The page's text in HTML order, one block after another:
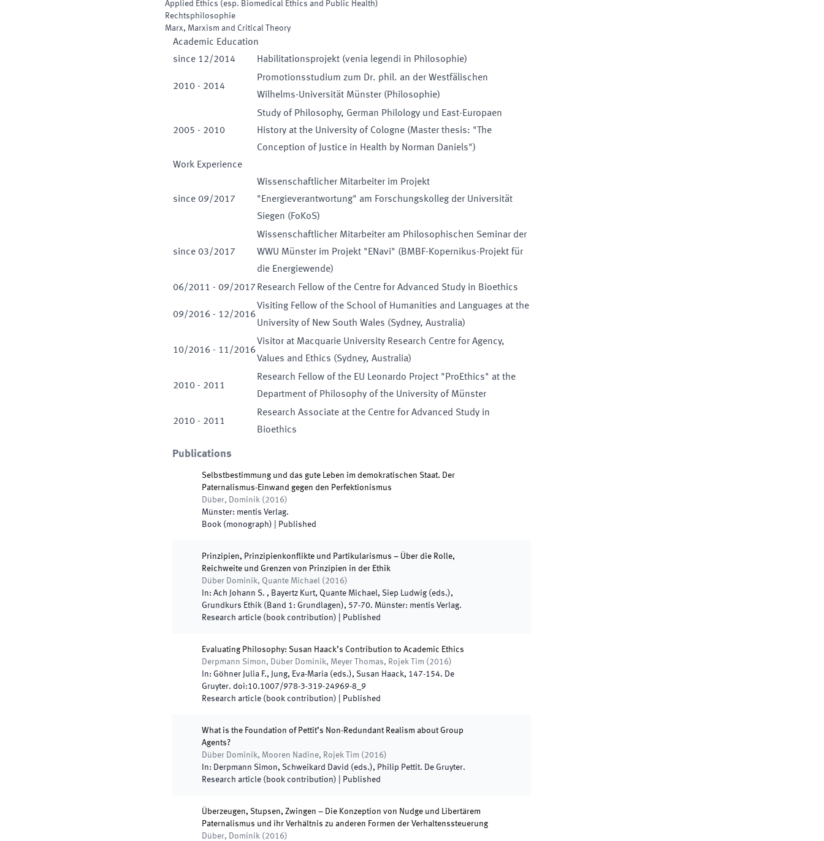
Applied Ethics (esp. Biomedical Ethics and Public Health)
Rechtsphilosophie
Marx, Marxism and Critical Theory
Academic Education
since 12/2014 Habilitationsprojekt (venia legendi in Philosophie)
2010 - 2014
Promotionsstudium zum Dr. phil. an der Westfälischen
Wilhelms-Universität Münster (Philosophie)
2005 - 2010
Study of Philosophy, German Philology und East-Europaen
History at the University of Cologne (Master thesis: "The
Conception of Justice in Health by Norman Daniels")
Work Experience
since 09/2017
Wissenschaftlicher Mitarbeiter im Projekt
"Energieverantwortung" am Forschungskolleg der Universität
Siegen (FoKoS)
since 03/2017
Wissenschaftlicher Mitarbeiter am Philosophischen Seminar der
WWU Münster im Projekt "ENavi" (BMBF-Kopernikus-Projekt für
die Energiewende)
06/2011 - 09/2017 Research Fellow of the Centre for Advanced Study in Bioethics
09/2016 - 12/2016
Visiting Fellow of the School of Humanities and Languages at the
University of New South Wales (Sydney, Australia)
10/2016 - 11/2016
Visitor at Macquarie University Research Centre for Agency,
Values and Ethics (Sydney, Australia)
2010 - 2011
Research Fellow of the EU Leonardo Project "ProEthics" at the
Department of Philosophy of the University of Münster
2010 - 2011
Research Associate at the Centre for Advanced Study in
Bioethics
Publications
Selbstbestimmung und das gute Leben im demokratischen Staat. Der
Paternalismus-Einwand gegen den Perfektionismus
Düber, Dominik ( 2016)
Münster: mentis Verlag.
Book (monograph)
Published
Prinzipien, Prinzipienkonflikte und Partikularismus – Über die Rolle,
Reichweite und Grenzen von Prinzipien in der Ethik
Düber Dominik, Quante Michael ( 2016)
In: Ach Johann S. , Bayertz Kurt, Quante Michael, Siep Ludwig (eds.),
Grundkurs Ethik (Band 1: Grundlagen), 57-70. Münster: mentis Verlag.
Research article (book contribution)
Published
Evaluating Philosophy: Susan Haack’s Contribution to Academic Ethics
Derpmann Simon, Düber Dominik, Meyer Thomas, Rojek Tim ( 2016)
In: Göhner Julia F., Jung, Eva-Maria (eds.), Susan Haack, 147-154. De
Gruyter. doi:10.1007/978-3-319-24969-8_9
Research article (book contribution)
Published
What is the Foundation of Pettit’s Non-Redundant Realism about Group
Agents?
Düber Dominik, Mooren Nadine, Rojek Tim ( 2016)
In: Derpmann Simon, Schweikard David (eds.), Philip Pettit. De Gruyter.
Research article (book contribution)
Published
Überzeugen, Stupsen, Zwingen – Die Konzeption von Nudge und Libertärem
Paternalismus und ihr Verhältnis zu anderen Formen der Verhaltenssteuerung
Düber, Dominik ( 2016)